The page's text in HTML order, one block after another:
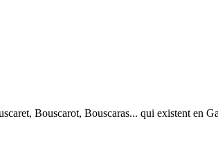
Bouscarot, Bouscaras... qui existent en